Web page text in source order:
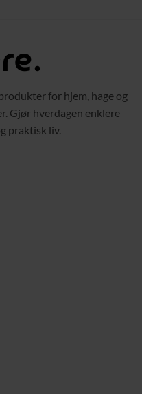
for hjem, hage og
Gjør hverdagen enklere
praktisk liv.